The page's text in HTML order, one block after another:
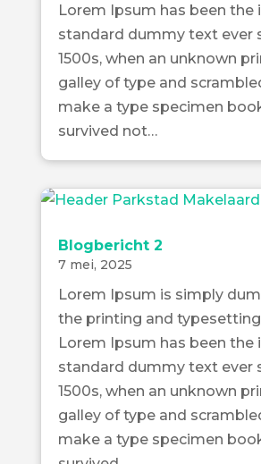
Lorem Ipsum has been the
standard dummy text ever
1500s, when an unknown
galley of type and
make a type specimen
survived not…
Blogbericht 2
7 mei, 2025
Lorem Ipsum is simply
the printing and
Lorem Ipsum has been the
standard dummy text ever
1500s, when an unknown
galley of type and
make a type specimen